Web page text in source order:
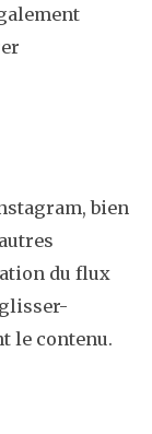
bien
du flux
le contenu.